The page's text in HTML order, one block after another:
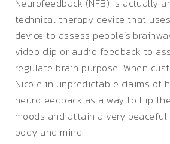
technical therapy device that
device to assess people’s
video clip or audio feedback to
regulate brain purpose. When
Nicole in unpredictable claims of
neurofeedback as a way to flip
moods and attain a very
body and mind.